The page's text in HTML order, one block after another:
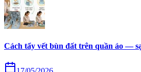
Cách tẩy vết bùn đất trên quần áo —